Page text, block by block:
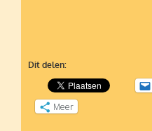
Dit delen:
Meer